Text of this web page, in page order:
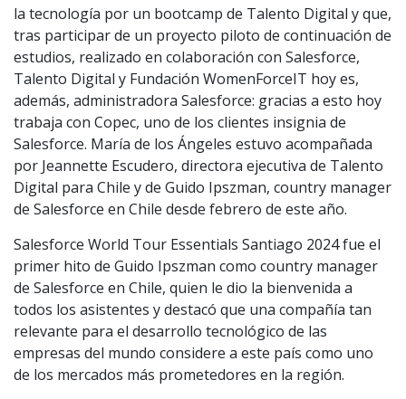
la tecnología por un bootcamp de Talento Digital y que,
tras participar de un proyecto piloto de continuación de
estudios, realizado en colaboración con Salesforce,
Talento Digital y Fundación WomenForceIT hoy es,
además, administradora Salesforce: gracias a esto hoy
trabaja con Copec, uno de los clientes insignia de
Salesforce. María de los Ángeles estuvo acompañada
por Jeannette Escudero, directora ejecutiva de Talento
Digital para Chile y de Guido Ipszman, country manager
de Salesforce en Chile desde febrero de este año.
Salesforce World Tour Essentials Santiago 2024 fue el
primer hito de Guido Ipszman como country manager
de Salesforce en Chile, quien le dio la bienvenida a
todos los asistentes y destacó que una compañía tan
relevante para el desarrollo tecnológico de las
empresas del mundo considere a este país como uno
de los mercados más prometedores en la región.